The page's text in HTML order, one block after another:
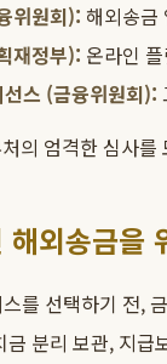
위원회): 해외송금
재정부): 온라인
스 (금융위원회):
의 엄격한 심사
외송금을
를 선택하기 전,
금 분리 보관, 지급